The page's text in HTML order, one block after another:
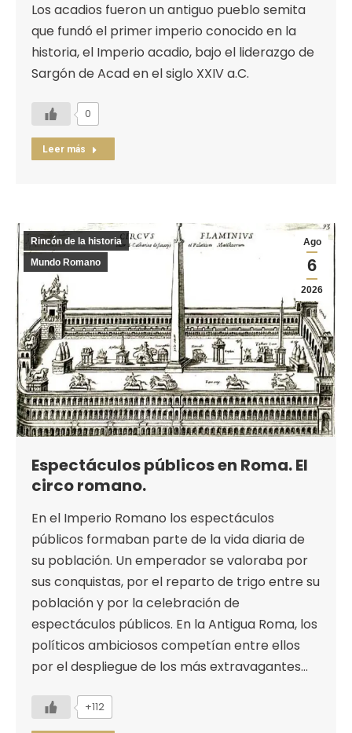
Los acadios fueron un antiguo pueblo semita
que fundó el primer imperio conocido en la
historia, el Imperio acadio, bajo el liderazgo de
Sargón de Acad en el siglo XXIV a.C.
0
Leer más
Ago
6
2026
Rincón de la historia
Mundo Romano
Espectáculos públicos en Roma. El
circo romano.
En el Imperio Romano los espectáculos
públicos formaban parte de la vida diaria de
su población. Un emperador se valoraba por
sus conquistas, por el reparto de trigo entre su
población y por la celebración de
espectáculos públicos. En la Antigua Roma, los
políticos ambiciosos competían entre ellos
por el despliegue de los más extravagantes…
+112